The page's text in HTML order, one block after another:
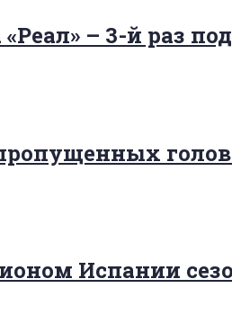
– 3-й раз
Испании